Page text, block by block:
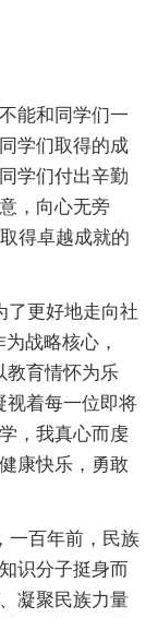
能和同学们一
学们取得的成
学们付出辛勤
，向心无旁
得卓越成就的
更好地走向社
战略核心，
教育情怀为乐
视着每一位即将
，我真心而虔
康快乐，勇敢
百年前，民族
识分子挺身而
凝聚民族力量